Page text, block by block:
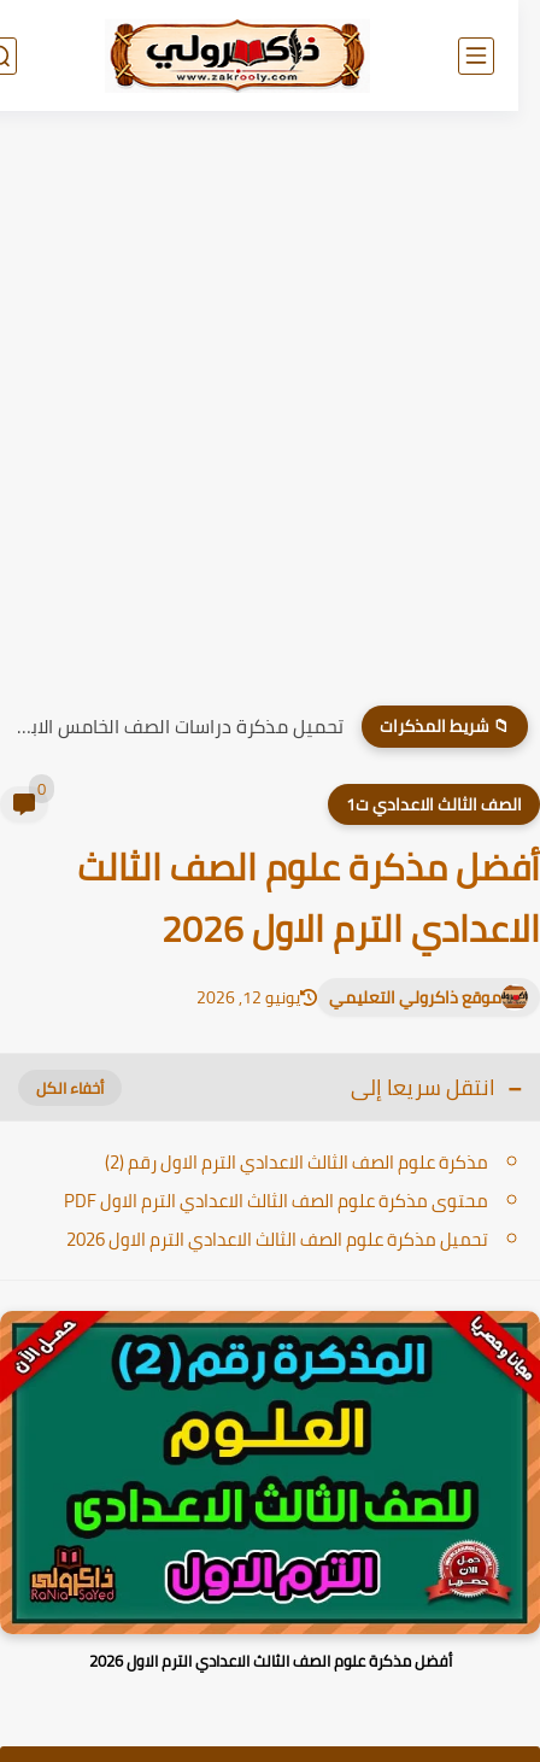
📁 شريط المذكرات تحميل مذكرة دراسات الصف الخامس الابتدائي الترم الاول 2026
الثالث الاعدادي ت1
مذكرة علوم الصف الثالث
الترم الاول 2026
موقع ذاكرولي التعليمي يونيو 12, 2026
انتقل سريعا إلى
مذكرة علوم الصف الثالث الاعدادي الترم الاول رقم (2)
محتوى مذكرة علوم الصف الثالث الاعدادي الترم الاول PDF
تحميل مذكرة علوم الصف الثالث الاعدادي الترم الاول 2026
أفضل مذكرة علوم الصف الثالث الاعدادي الترم الاول 2026